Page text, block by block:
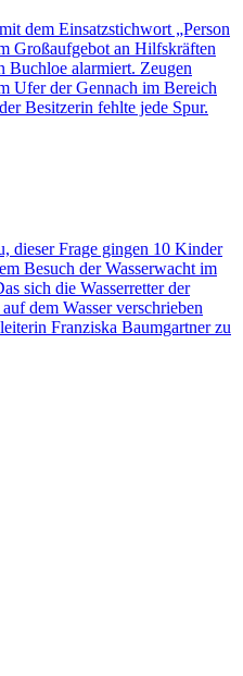
dem Einsatzstichwort „Person
Großaufgebot an Hilfskräften
Buchloe alarmiert. Zeugen
Ufer der Gennach im Bereich
Besitzerin fehlte jede Spur.
dieser Frage gingen 10 Kinder
Besuch der Wasserwacht im
sich die Wasserretter der
dem Wasser verschrieben
Franziska Baumgartner zu